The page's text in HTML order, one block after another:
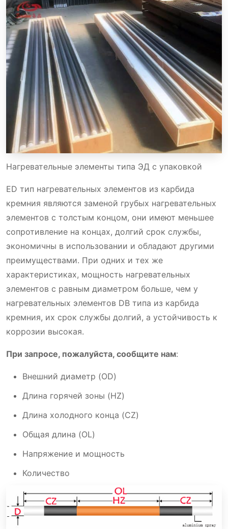
Нагревательные элементы типа ЭД с упаковкой
ED тип нагревательных элементов из карбида
кремния являются заменой грубых нагревательных
элементов с толстым концом, они имеют меньшее
сопротивление на концах, долгий срок службы,
экономичны в использовании и обладают другими
преимуществами. При одних и тех же
характеристиках, мощность нагревательных
элементов с равным диаметром больше, чем у
нагревательных элементов DB типа из карбида
кремния, их срок службы долгий, а устойчивость к
коррозии высокая.
При запросе, пожалуйста, сообщите нам:
Внешний диаметр (OD)
Длина горячей зоны (HZ)
Длина холодного конца (CZ)
Общая длина (OL)
Напряжение и мощность
Количество